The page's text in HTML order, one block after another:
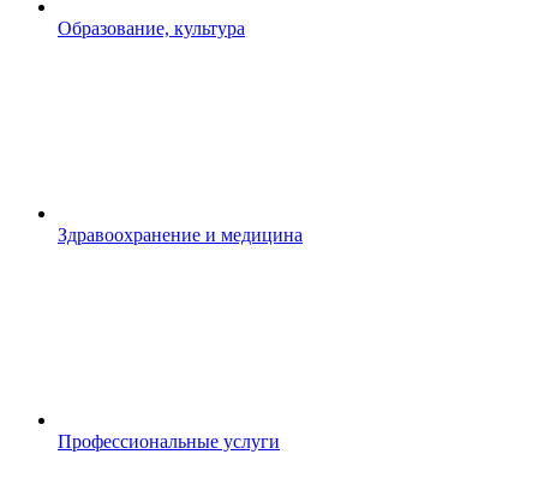
Образование, культура
Здравоохранение и медицина
Профессиональные услуги